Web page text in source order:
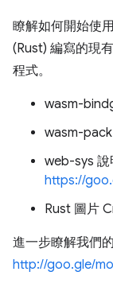
瞭解如何開始使
(Rust) 編寫的現
程式。
wasm-
wasm-pack
web-sys 說
https://
Rust 圖片
進一步瞭解我們
http://goo.gle/